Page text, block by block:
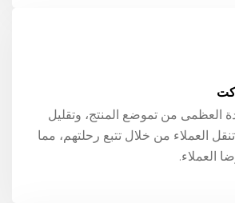
العظمى من تموضع المنتج، وتقليل
العملاء من خلال تتبع رحلتهم، مما
العملاء.